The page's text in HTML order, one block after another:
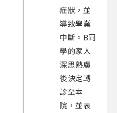
症狀，並
導致學業
中斷。B同
學的家人
深思熟慮
後決定轉
診至本
院，並表